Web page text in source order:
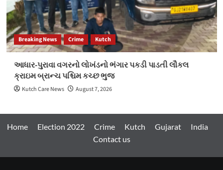
Breaking News Crime Kutch
આધાર-પુરાવા વગરનો લોખંડનો ભંગાર પકડી પાડતી લૌકલ
ક્રાઇમ બ્રાન્ચ પશ્ચિમ કચ્છ ભુજ
Kutch Care News August 7, 2026
Home Election 2022 Crime Kutch Gujarat
India
Contact us